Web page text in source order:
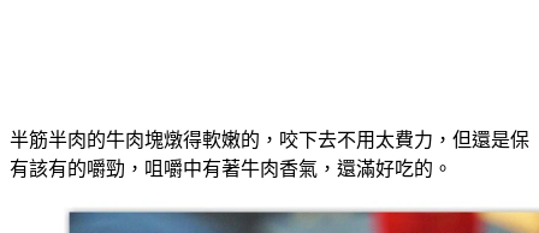
半筋半肉的牛肉塊燉得軟嫩的，咬下去不用太費力，但還是保
有該有的嚼勁，咀嚼中有著牛肉香氣，還滿好吃的。